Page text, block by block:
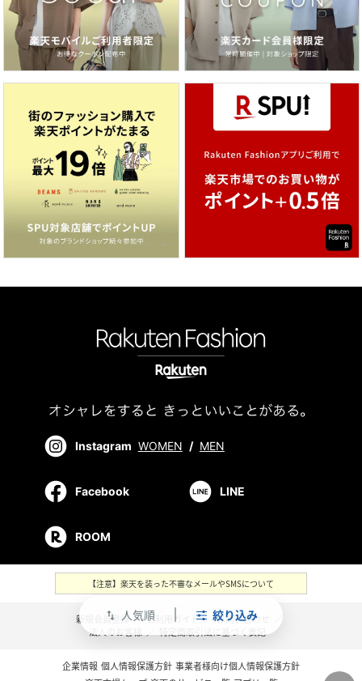
swap_vert 人気順 絞り込み
Instagram WOMEN / MEN
Facebook LINE
ROOM
【注意】楽天を装った不審なメールやSMSについて
新規会員登録 ／ ご利用ガイド ／ お問い合わせ
法人のお客様 ／ 特定商取引法に基づく表記
企業情報 個人情報保護方針 事業者様向け個人情報保護方針